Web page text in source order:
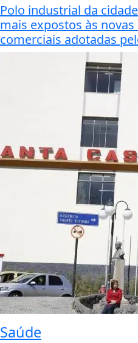
Polo industrial da
mais expostos às
comerciais adotadas
Saúde